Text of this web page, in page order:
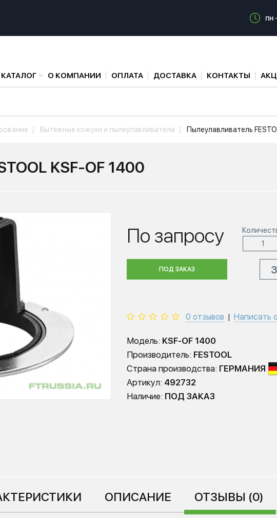
пн
КАТАЛОГ О КОМПАНИИ ОПЛАТА ДОСТАВКА КОНТАКТЫ
Вытяжные кожухи и пылеулавливатели Пылеулавливатель
KSF-OF 1400
По запросу
ПОД ЗАКАЗ
0 отзывов Написать
Модель: KSF-OF 1400
Производитель: FESTOOL
Страна производства: ГЕРМАНИЯ
Артикул: 492732
Наличие: ПОД ЗАКАЗ
ОПИСАНИЕ ОТЗЫВЫ (0)